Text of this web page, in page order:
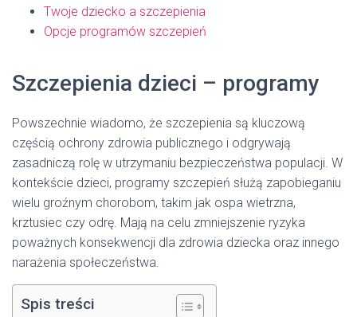
Twoje dziecko a szczepienia
Opcje programów szczepień
Szczepienia dzieci – programy
Powszechnie wiadomo, że szczepienia są kluczową
częścią ochrony zdrowia publicznego i odgrywają
zasadniczą rolę w utrzymaniu bezpieczeństwa populacji. W
kontekście dzieci, programy szczepień służą zapobieganiu
wielu groźnym chorobom, takim jak ospa wietrzna,
krztusiec czy odrę. Mają na celu zmniejszenie ryzyka
poważnych konsekwencji dla zdrowia dziecka oraz innego
narażenia społeczeństwa.
Spis treści